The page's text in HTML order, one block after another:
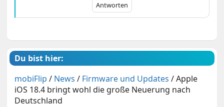
Antworten
Du bist hier:
mobiFlip / News / Firmware und Updates /Apple
iOS 18.4 bringt wohl die große Neuerung nach
Deutschland